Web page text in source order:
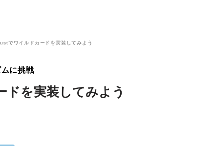
でワイルドカードを実装してみよう
に挑戦
を実装してみよう